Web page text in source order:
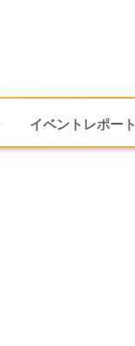
イベントレポート